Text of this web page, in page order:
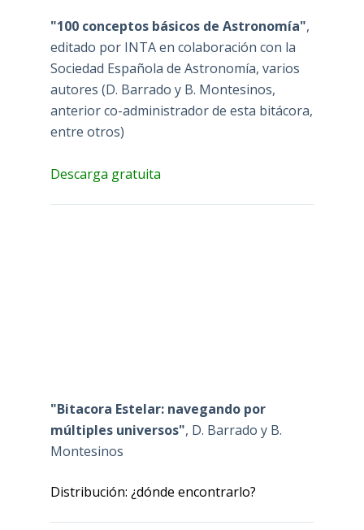
"100 conceptos básicos de Astronomía",
editado por INTA en colaboración con la
Sociedad Española de Astronomía, varios
autores (D. Barrado y B. Montesinos,
anterior co-administrador de esta bitácora,
entre otros)
Descarga gratuita
"Bitacora Estelar: navegando por
múltiples universos", D. Barrado y B.
Montesinos
Distribución: ¿dónde encontrarlo?